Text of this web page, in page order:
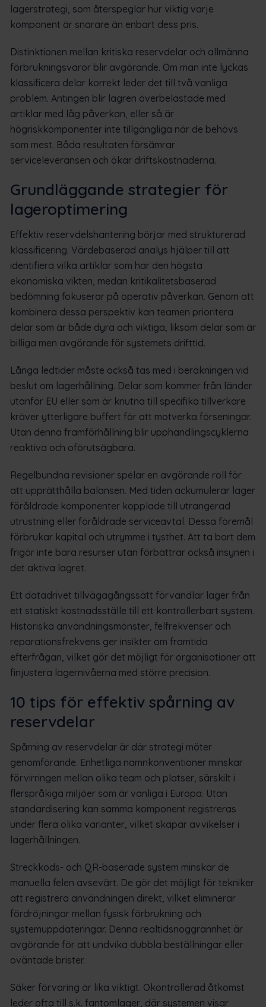
lagerstrategi, som återspeglar hur viktig varje
komponent är snarare än enbart dess pris.
Distinktionen mellan kritiska reservdelar och allmänna
förbrukningsvaror blir avgörande. Om man inte lyckas
klassificera delar korrekt leder det till två vanliga
problem. Antingen blir lagren överbelastade med
artiklar med låg påverkan, eller så är
högriskkomponenter inte tillgängliga när de behövs
som mest. Båda resultaten försämrar
serviceleveransen och ökar driftskostnaderna.
Grundläggande strategier för
lageroptimering
Effektiv reservdelshantering börjar med strukturerad
klassificering. Värdebaserad analys hjälper till att
identifiera vilka artiklar som har den högsta
ekonomiska vikten, medan kritikalitetsbaserad
bedömning fokuserar på operativ påverkan. Genom att
kombinera dessa perspektiv kan teamen prioritera
delar som är både dyra och viktiga, liksom delar som är
billiga men avgörande för systemets drifttid.
Långa ledtider måste också tas med i beräkningen vid
beslut om lagerhållning. Delar som kommer från länder
utanför EU eller som är knutna till specifika tillverkare
kräver ytterligare buffert för att motverka förseningar.
Utan denna framförhållning blir upphandlingscyklerna
reaktiva och oförutsägbara.
Regelbundna revisioner spelar en avgörande roll för
att upprätthålla balansen. Med tiden ackumulerar lager
föråldrade komponenter kopplade till utrangerad
utrustning eller föråldrade serviceavtal. Dessa föremål
förbrukar kapital och utrymme i tysthet. Att ta bort dem
frigör inte bara resurser utan förbättrar också insynen i
det aktiva lagret.
Ett datadrivet tillvägagångssätt förvandlar lager från
ett statiskt kostnadsställe till ett kontrollerbart system.
Historiska användningsmönster, felfrekvenser och
reparationsfrekvens ger insikter om framtida
efterfrågan, vilket gör det möjligt för organisationer att
finjustera lagernivåerna med större precision.
10 tips för effektiv spårning av
reservdelar
Spårning av reservdelar är där strategi möter
genomförande. Enhetliga namnkonventioner minskar
förvirringen mellan olika team och platser, särskilt i
flerspråkiga miljöer som är vanliga i Europa. Utan
standardisering kan samma komponent registreras
under flera olika varianter, vilket skapar avvikelser i
lagerhållningen.
Streckkods- och QR-baserade system minskar de
manuella felen avsevärt. De gör det möjligt för tekniker
att registrera användningen direkt, vilket eliminerar
fördröjningar mellan fysisk förbrukning och
systemuppdateringar. Denna realtidsnoggrannhet är
avgörande för att undvika dubbla beställningar eller
oväntade brister.
Säker förvaring är lika viktigt. Okontrollerad åtkomst
leder ofta till s.k. fantomlager, där systemen visar